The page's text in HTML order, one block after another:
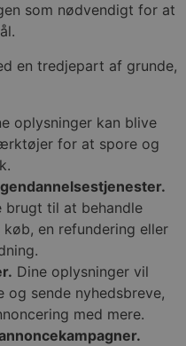
som nødvendigt for at
en tredjepart af grunde,
oplysninger kan blive
for at spore og
brugt til at behandle
en refundering eller
Dine oplysninger vil
sende nyhedsbreve,
med mere.